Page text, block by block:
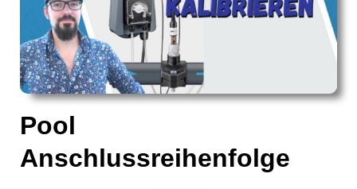
Pool
Anschlussreihenfolge